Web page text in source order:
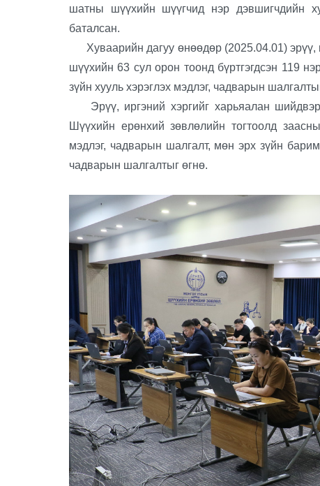
шатны шүүхийн шүүгчид нэр дэвшигчдийн
баталсан.
Хуваарийн дагуу өнөөдөр (2025.04.01) эрүү,
шүүхийн 63 сул орон тоонд бүртгэгдсэн 119
зүйн хууль хэрэглэх мэдлэг, чадварын
Эрүү, иргэний хэргийг харьяалан
Шүүхийн ерөнхий зөвлөлийн тогтоолд
мэдлэг, чадварын шалгалт, мөн эрх зүйн
чадварын шалгалтыг өгнө.